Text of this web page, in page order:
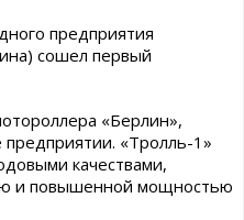
предприятия
сошел первый
«Берлин»,
«Тролль-1»
качествами,
и повышенной мощностью